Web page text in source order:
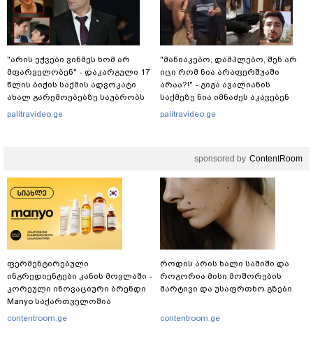
"არის ეჭვები ვინმეს ხომ არ
მფარველობენ" - დაკარგული 17
წლის ბიჭის საქმის ადვოკატი
ახალ გარემოებებზე საუბრობს
palitravideo.ge
"მანიაკებო, დამპლებო, შენ არ
იცი რომ ნია არაფერშუაში
არაა?!" - გიგა ავალიანის
საქმეზე ნია იმნაძეს აკავებენ
palitravideo.ge
sponsored by ContentRoom
ფერმენტირებული
ინგრედიენტები კანის მოვლაში -
კორეული ინოვაციური ბრენდი
Manyo საქართველოშია
contentroom.ge
როდის არის ხალი საშიში და
როგორია მისი მოშორების
მარტივი და უსაფრთხო გზები
contentroom.ge